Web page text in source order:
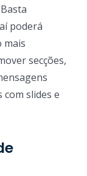
poderá
mais
secções,
com slides e